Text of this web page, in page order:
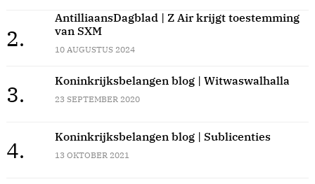
2.
AntilliaansDagblad | Z Air krijgt toestemming
van SXM
10 AUGUSTUS 2024
3.
Koninkrijksbelangen blog | Witwaswalhalla
23 SEPTEMBER 2020
4.
Koninkrijksbelangen blog | Sublicenties
13 OKTOBER 2021